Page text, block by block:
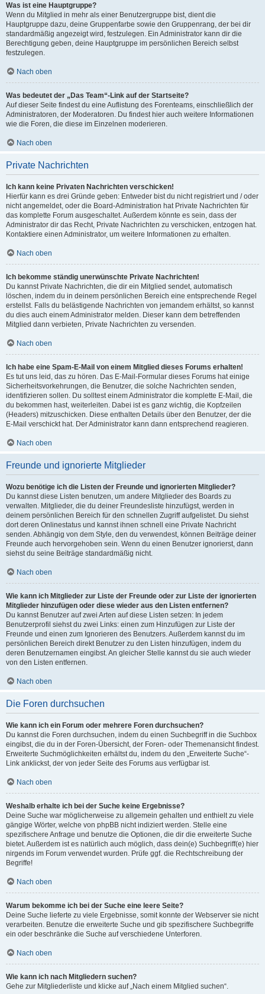
Was ist eine Hauptgruppe?
Wenn du Mitglied in mehr als einer Benutzergruppe bist, dient die
Hauptgruppe dazu, deine Gruppenfarbe sowie den Gruppenrang, der bei dir
standardmäßig angezeigt wird, festzulegen. Ein Administrator kann dir die
Berechtigung geben, deine Hauptgruppe im persönlichen Bereich selbst
festzulegen.
Nach oben
Was bedeutet der „Das Team“-Link auf der Startseite?
Auf dieser Seite findest du eine Auflistung des Forenteams, einschließlich der
Administratoren, der Moderatoren. Du findest hier auch weitere Informationen
wie die Foren, die diese im Einzelnen moderieren.
Nach oben
Private Nachrichten
Ich kann keine Privaten Nachrichten verschicken!
Hierfür kann es drei Gründe geben: Entweder bist du nicht registriert und / oder
nicht angemeldet, oder die Board-Administration hat Private Nachrichten für
das komplette Forum ausgeschaltet. Außerdem könnte es sein, dass der
Administrator dir das Recht, Private Nachrichten zu verschicken, entzogen hat.
Kontaktiere einen Administrator, um weitere Informationen zu erhalten.
Nach oben
Ich bekomme ständig unerwünschte Private Nachrichten!
Du kannst Private Nachrichten, die dir ein Mitglied sendet, automatisch
löschen, indem du in deinem persönlichen Bereich eine entsprechende Regel
erstellst. Falls du belästigende Nachrichten von jemandem erhältst, so kannst
du dies auch einem Administrator melden. Dieser kann dem betreffenden
Mitglied dann verbieten, Private Nachrichten zu versenden.
Nach oben
Ich habe eine Spam-E-Mail von einem Mitglied dieses Forums erhalten!
Es tut uns leid, das zu hören. Das E-Mail-Formular dieses Forums hat einige
Sicherheitsvorkehrungen, die Benutzer, die solche Nachrichten senden,
identifizieren sollen. Du solltest einem Administrator die komplette E-Mail, die
du bekommen hast, weiterleiten. Dabei ist es ganz wichtig, die Kopfzeilen
(Headers) mitzuschicken. Diese enthalten Details über den Benutzer, der die
E-Mail verschickt hat. Der Administrator kann dann entsprechend reagieren.
Nach oben
Freunde und ignorierte Mitglieder
Wozu benötige ich die Listen der Freunde und ignorierten Mitglieder?
Du kannst diese Listen benutzen, um andere Mitglieder des Boards zu
verwalten. Mitglieder, die du deiner Freundesliste hinzufügst, werden in
deinem persönlichen Bereich für den schnellen Zugriff aufgelistet. Du siehst
dort deren Onlinestatus und kannst ihnen schnell eine Private Nachricht
senden. Abhängig von dem Style, den du verwendest, können Beiträge deiner
Freunde auch hervorgehoben sein. Wenn du einen Benutzer ignorierst, dann
siehst du seine Beiträge standardmäßig nicht.
Nach oben
Wie kann ich Mitglieder zur Liste der Freunde oder zur Liste der ignorierten
Mitglieder hinzufügen oder diese wieder aus den Listen entfernen?
Du kannst Benutzer auf zwei Arten auf diese Listen setzen: In jedem
Benutzerprofil siehst du zwei Links: einen zum Hinzufügen zur Liste der
Freunde und einen zum Ignorieren des Benutzers. Außerdem kannst du im
persönlichen Bereich direkt Benutzer zu den Listen hinzufügen, indem du
deren Benutzernamen eingibst. An gleicher Stelle kannst du sie auch wieder
von den Listen entfernen.
Nach oben
Die Foren durchsuchen
Wie kann ich ein Forum oder mehrere Foren durchsuchen?
Du kannst die Foren durchsuchen, indem du einen Suchbegriff in die Suchbox
eingibst, die du in der Foren-Übersicht, der Foren- oder Themenansicht findest.
Erweiterte Suchmöglichkeiten erhältst du, indem du den „Erweiterte Suche“-
Link anklickst, der von jeder Seite des Forums aus verfügbar ist.
Nach oben
Weshalb erhalte ich bei der Suche keine Ergebnisse?
Deine Suche war möglicherweise zu allgemein gehalten und enthielt zu viele
gängige Wörter, welche von phpBB nicht indiziert werden. Stelle eine
spezifischere Anfrage und benutze die Optionen, die dir die erweiterte Suche
bietet. Außerdem ist es natürlich auch möglich, dass dein(e) Suchbegriff(e) hier
nirgends im Forum verwendet wurden. Prüfe ggf. die Rechtschreibung der
Begriffe!
Nach oben
Warum bekomme ich bei der Suche eine leere Seite?
Deine Suche lieferte zu viele Ergebnisse, somit konnte der Webserver sie nicht
verarbeiten. Benutze die erweiterte Suche und gib spezifischere Suchbegriffe
ein oder beschränke die Suche auf verschiedene Unterforen.
Nach oben
Wie kann ich nach Mitgliedern suchen?
Gehe zur Mitgliederliste und klicke auf „Nach einem Mitglied suchen“.